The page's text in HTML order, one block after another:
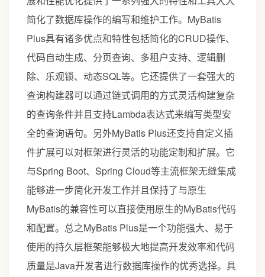
简化了数据库操作的编写和维护工作。MyBatis
Plus具有诸多优点和特性包括简化的CRUD操作、
代码自动生成、分页查询、多租户支持、逻辑删
除、乐观锁、动态SQL等。它还提供了一套强大的
查询构建器可以通过链式调用的方式灵活构建复杂
的查询条件并且支持Lambda表达式来编写类型安
全的查询语句。另外MyBatis Plus还支持自定义插
件扩展可以对框架进行灵活的功能定制和扩展。它
与Spring Boot、Spring Cloud等主流框架无缝集成
能够进一步简化开发工作并且保持了与原生
MyBatis的兼容性可以直接使用原生的MyBatis代码
和配置。总之MyBatis Plus是一个功能强大、易于
使用的持久层框架能够极大地提高开发效率和代码
质量是Java开发者进行数据库操作的优秀选择。具